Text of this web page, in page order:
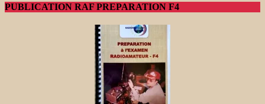
PUBLICATION RAF PREPARATION F4